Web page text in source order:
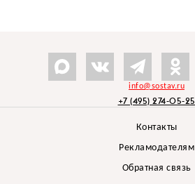
info@sostav.ru
+7 (495) 274-05-25
Контакты
Рекламодателям
Обратная связь